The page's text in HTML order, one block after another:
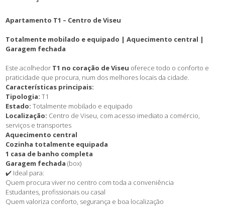
Apartamento T1 – Centro de Viseu
Totalmente mobilado e equipado | Aquecimento central |
Garagem fechada
Este acolhedor T1 no coração de Viseu oferece todo o conforto e
praticidade que procura, num dos melhores locais da cidade.
Características principais:
Tipologia: T1
Estado: Totalmente mobilado e equipado
Localização: Centro de Viseu, com acesso imediato a comércio,
serviços e transportes
Aquecimento central
Cozinha totalmente equipada
1 casa de banho completa
Garagem fechada (box)
✔️ Ideal para:
Quem procura viver no centro com toda a conveniência
Estudantes, profissionais ou casal
Quem valoriza conforto, segurança e boa localização